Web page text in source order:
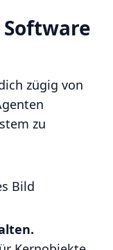
Software
zügig von
zu